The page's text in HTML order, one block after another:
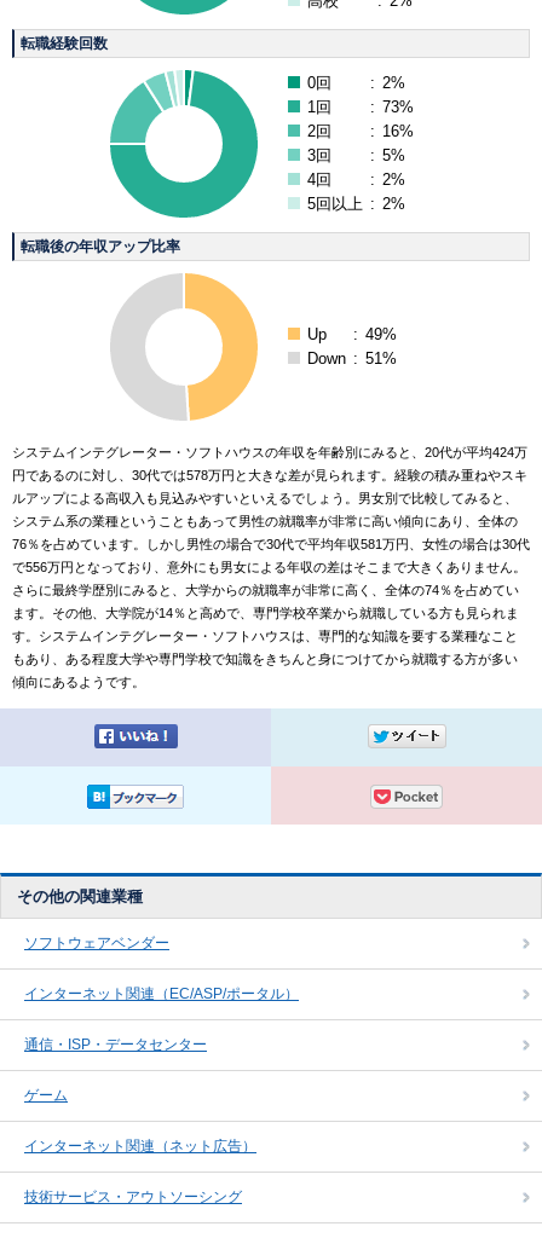
転職経験回数
0回 : 2%
1回
: 73%
2回
: 16%
3回
: 5%
4回
: 2%
5回以上 : 2%
転職後の年収アップ比率
Up : 49%
Down : 51%
システムインテグレーター・ソフトハウスの年収を年齢別にみると、20代が平均424万
円であるのに対し、30代では578万円と大きな差が見られます。経験の積み重ねやスキ
ルアップによる高収入も見込みやすいといえるでしょう。男女別で比較してみると、
システム系の業種ということもあって男性の就職率が非常に高い傾向にあり、全体の
76％を占めています。しかし男性の場合で30代で平均年収581万円、女性の場合は30代
で556万円となっており、意外にも男女による年収の差はそこまで大きくありません。
さらに最終学歴別にみると、大学からの就職率が非常に高く、全体の74％を占めてい
ます。その他、大学院が14％と高めで、専門学校卒業から就職している方も見られま
す。システムインテグレーター・ソフトハウスは、専門的な知識を要する業種なこと
もあり、ある程度大学や専門学校で知識をきちんと身につけてから就職する方が多い
傾向にあるようです。
その他の関連業種
ソフトウェアベンダー
インターネット関連（EC/ASP/ポータル）
通信・ISP・データセンター
ゲーム
インターネット関連（ネット広告）
技術サービス・アウトソーシング